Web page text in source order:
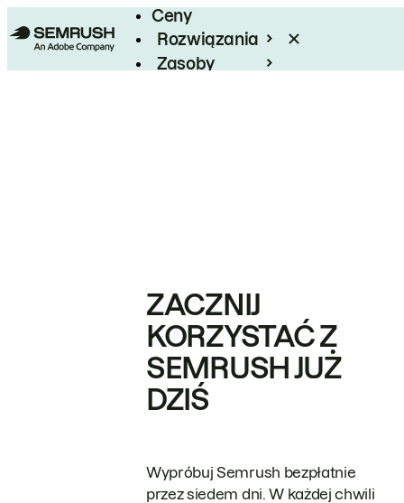
Ceny
Rozwiązania
Zasoby
ZACZNIJ
KORZYSTAĆ Z
SEMRUSH JUŻ
DZIŚ
Wypróbuj Semrush bezpłatnie
przez siedem dni. W każdej chwili